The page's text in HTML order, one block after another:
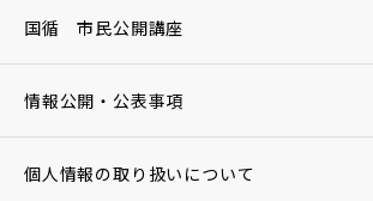
国循 市民公開講座
情報公開・公表事項
個人情報の取り扱いについて